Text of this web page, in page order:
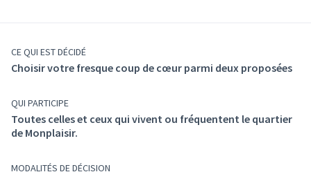
Qui peut participer ?
Toutes celles et ceux qui vivent ou fréquentent le
La fresque qui obtiendra le plus de voix sera réalisée
CE QUI EST DÉCIDÉ
Choisir votre fresque coup de cœur parmi deux proposées
QUI PARTICIPE
Toutes celles et ceux qui vivent ou fréquentent le quartier
de Monplaisir.
MODALITÉS DE DÉCISION